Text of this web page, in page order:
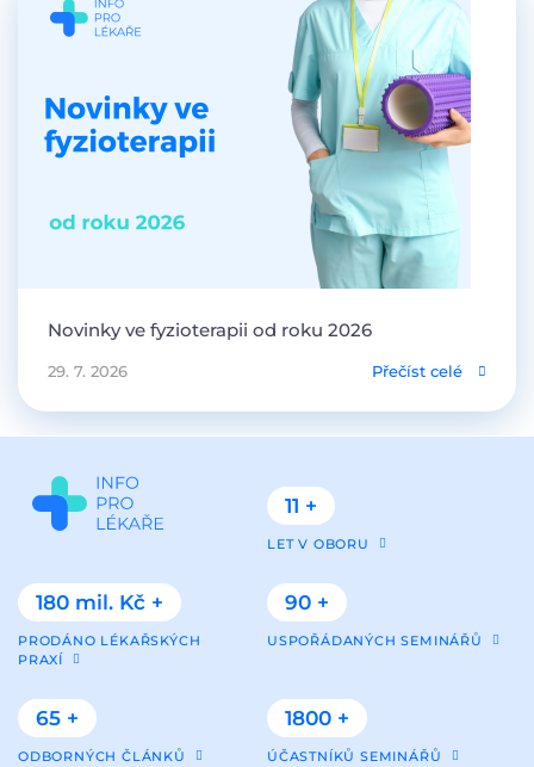
Novinky ve fyzioterapii od roku 2026
29. 7. 2026 Přečíst celé
11 +
LET V OBORU
180 mil. Kč +
PRODÁNO LÉKAŘSKÝCH
PRAXÍ
90 +
USPOŘÁDANÝCH SEMINÁŘŮ
65 +
ODBORNÝCH ČLÁNKŮ
1800 +
ÚČASTNÍKŮ SEMINÁŘŮ